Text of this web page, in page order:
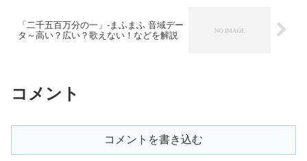
「二千五百万分の一」-まふまふ 音域デー
タ～高い？広い？歌えない！などを解説
コメント
コメントを書き込む